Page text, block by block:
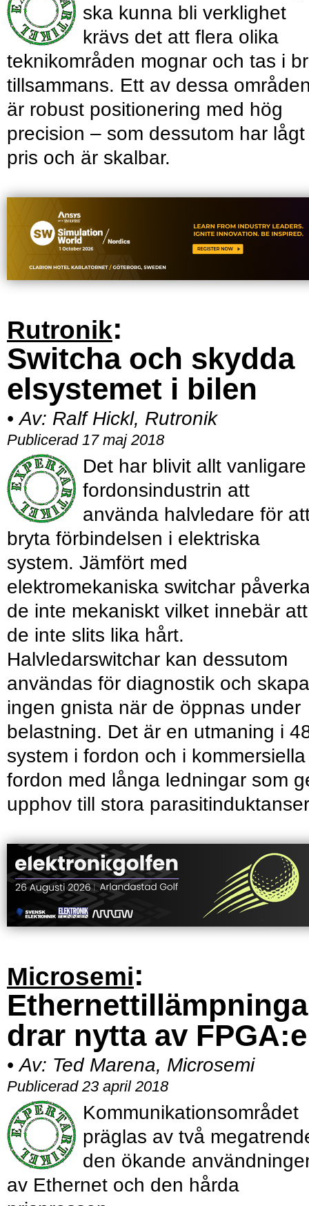
ska kunna bli verklighet
krävs det att flera olika
teknikområden mognar och tas i
tillsammans. Ett av dessa
är robust positionering med hög
precision – som dessutom har lågt
pris och är skalbar.
Rutronik:
Switcha och skydda
elsystemet i bilen
• Av: Ralf Hickl, Rutronik
Publicerad 17 maj 2018
Det har blivit allt
fordonsindustrin att
använda halvledare för
bryta förbindelsen i elektriska
system. Jämfört med
elektromekaniska switchar
de inte mekaniskt vilket innebär att
de inte slits lika hårt.
Halvledarswitchar kan dessutom
användas för diagnostik och
ingen gnista när de öppnas under
belastning. Det är en utmaning i
system i fordon och i kommersiella
fordon med långa ledningar som
upphov till stora
Microsemi:
drar nytta av
• Av: Ted Marena, Microsemi
Publicerad 23 april 2018
Kommunikationsområdet
präglas av två
den ökande
av Ethernet och den hårda